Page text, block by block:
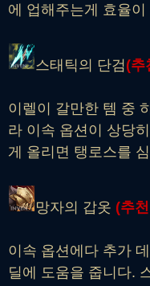
에 업해주는게 효율
스태틱의 단검(추
이렐이 갈만한 템 중
라 이속 옵션이 상당
게 올리면 탱로스를
망자의 갑옷 (추
이속 옵션에다 추가
딜에 도움을 줍니다.